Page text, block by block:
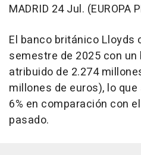
MADRID 24 Jul. (EUROPA
El banco británico Lloyds
semestre de 2025 con
atribuido de 2.274
millones de euros), lo
6% en comparación con
pasado.